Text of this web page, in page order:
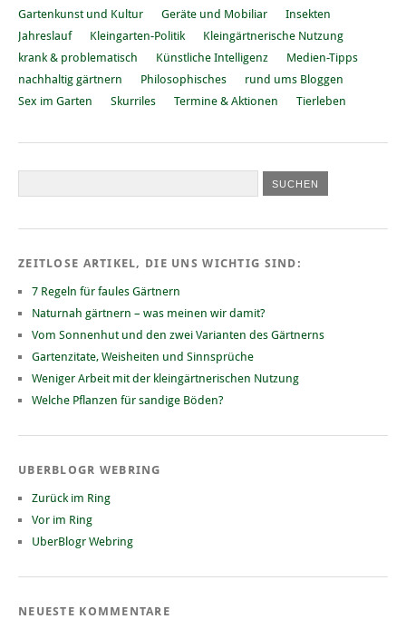
Gartenkunst und Kultur
Geräte und Mobiliar
Insekten
Jahreslauf
Kleingarten-Politik
Kleingärtnerische Nutzung
krank & problematisch
Künstliche Intelligenz
Medien-Tipps
nachhaltig gärtnern
Philosophisches
rund ums Bloggen
Sex im Garten
Skurriles Termine & Aktionen Tierleben
ZEITLOSE ARTIKEL, DIE UNS WICHTIG SIND:
7 Regeln für faules Gärtnern
Naturnah gärtnern – was meinen wir damit?
Vom Sonnenhut und den zwei Varianten des Gärtnerns
Gartenzitate, Weisheiten und Sinnsprüche
Weniger Arbeit mit der kleingärtnerischen Nutzung
Welche Pflanzen für sandige Böden?
UBERBLOGR WEBRING
Zurück im Ring
Vor im Ring
UberBlogr Webring
NEUESTE KOMMENTARE